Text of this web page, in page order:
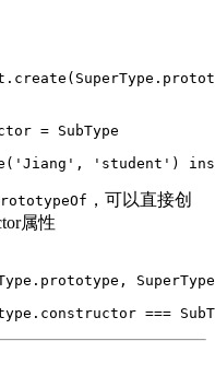
= SubType
'student')
，可以直接创
属性
===